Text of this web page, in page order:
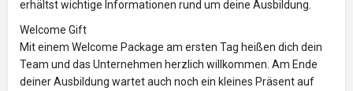
erhältst wichtige Informationen rund um deine Ausbildung.
Welcome Gift
Mit einem Welcome Package am ersten Tag heißen dich dein
Team und das Unternehmen herzlich willkommen. Am Ende
deiner Ausbildung wartet auch noch ein kleines Präsent auf